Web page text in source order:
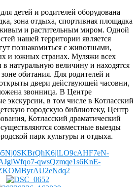
детей и родителей оборудована
зона отдыха, спортивная площадка
и растительным миром. Одной
нашей территории является
познакомиться с животными,
и южных странах. Муляжи всех
величину и находятся
обитания. Для родителей и
двери действующей часовни,
звонница. В Центре
экскурсии, в том числе в Котласский
городскую библиотеку, Центр
Котласский драматический
совместные выезды
парк культуры и отдыха.